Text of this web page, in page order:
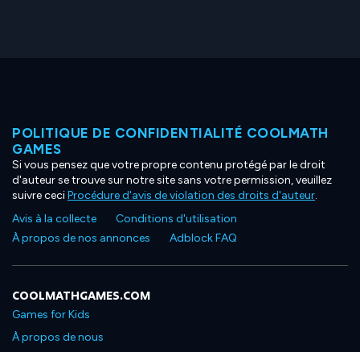
POLITIQUE DE CONFIDENTIALITÉ COOLMATH
GAMES
Si vous pensez que votre propre contenu protégé par le droit
d'auteur se trouve sur notre site sans votre permission, veuillez
suivre ceciProcédure d'avis de violation des droits d'auteur.
Avis à la collecte
Conditions d'utilisation
À propos de nos annonces
Adblock FAQ
COOLMATHGAMES.COM
Games for Kids
À propos de nous